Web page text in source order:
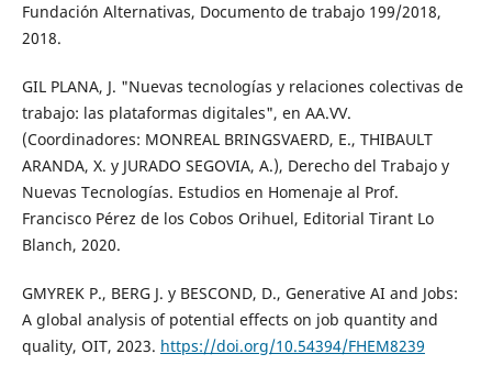
Fundación Alternativas, Documento de trabajo 199/2018,
2018.
GIL PLANA, J. "Nuevas tecnologías y relaciones colectivas de
trabajo: las plataformas digitales", en AA.VV.
(Coordinadores: MONREAL BRINGSVAERD, E., THIBAULT
ARANDA, X. y JURADO SEGOVIA, A.), Derecho del Trabajo y
Nuevas Tecnologías. Estudios en Homenaje al Prof.
Francisco Pérez de los Cobos Orihuel, Editorial Tirant Lo
Blanch, 2020.
GMYREK P., BERG J. y BESCOND, D., Generative AI and Jobs:
A global analysis of potential effects on job quantity and
quality, OIT, 2023. https://doi.org/10.54394/FHEM8239